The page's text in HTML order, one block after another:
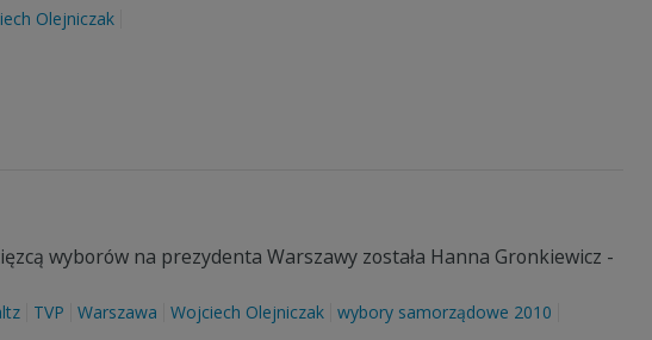
Olejniczak
wyborów na prezydenta Warszawy została Hanna Gronkiewicz -
TVP Warszawa Wojciech Olejniczak wybory samorządowe 2010